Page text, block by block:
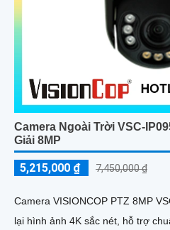
Camera Ngoài Trời VSC-
Giải 8MP
5,215,000 ₫ 7,450,000 ₫
Camera VISIONCOP PTZ 8MP
lại hình ảnh 4K sắc nét, hỗ trợ